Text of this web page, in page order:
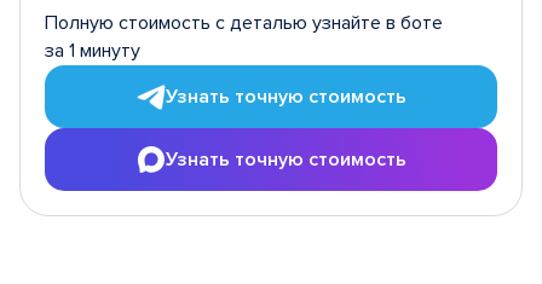
Полную стоимость с деталью узнайте в боте
за 1 минуту
Узнать точную стоимость
Узнать точную стоимость